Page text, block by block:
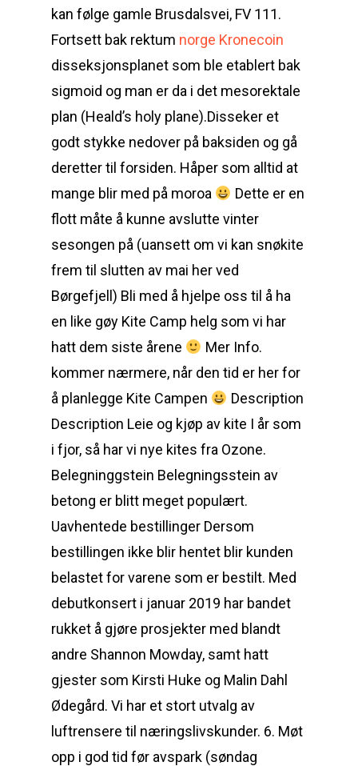
kan følge gamle Brusdalsvei, FV 111.
Fortsett bak rektum norge Kronecoin
disseksjonsplanet som ble etablert bak
sigmoid og man er da i det mesorektale
plan (Heald’s holy plane).Disseker et
godt stykke nedover på baksiden og gå
deretter til forsiden. Håper som alltid at
mange blir med på moroa
Dette er en
flott måte å kunne avslutte vinter
sesongen på (uansett om vi kan snøkite
frem til slutten av mai her ved
Børgefjell) Bli med å hjelpe oss til å ha
en like gøy Kite Camp helg som vi har
hatt dem siste årene
Mer Info.
kommer nærmere, når den tid er her for
å planlegge Kite Campen
Description
Description Leie og kjøp av kite I år som
i fjor, så har vi nye kites fra Ozone.
Belegninggstein Belegningsstein av
betong er blitt meget populært.
Uavhentede bestillinger Dersom
bestillingen ikke blir hentet blir kunden
belastet for varene som er bestilt. Med
debutkonsert i januar 2019 har bandet
rukket å gjøre prosjekter med blandt
andre Shannon Mowday, samt hatt
gjester som Kirsti Huke og Malin Dahl
Ødegård. Vi har et stort utvalg av
luftrensere til næringslivskunder. 6. Møt
opp i god tid før avspark (søndag